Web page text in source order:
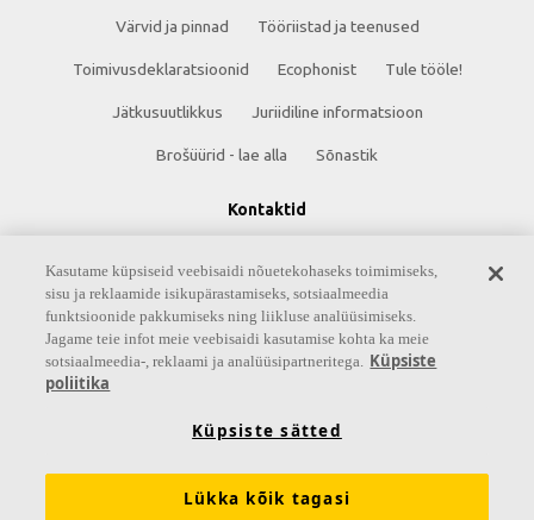
Värvid ja pinnad Tööriistad ja teenused
Toimivusdeklaratsioonid Ecophonist Tule tööle!
Jätkusuutlikkus Juriidiline informatsioon
Brošüürid - lae alla Sõnastik
Kontaktid
Peterburi tee 75
13816 Tallinn
Telefon +372 620 9559
Kasutame küpsiseid veebisaidi nõuetekohaseks toimimiseks,
sisu ja reklaamide isikupärastamiseks, sotsiaalmeedia
funktsioonide pakkumiseks ning liikluse analüüsimiseks.
Jagame teie infot meie veebisaidi kasutamise kohta ka meie
sotsiaalmeedia-, reklaami ja analüüsipartneritega. Küpsiste
poliitika
Küpsiste sätted
Lükka kõik tagasi